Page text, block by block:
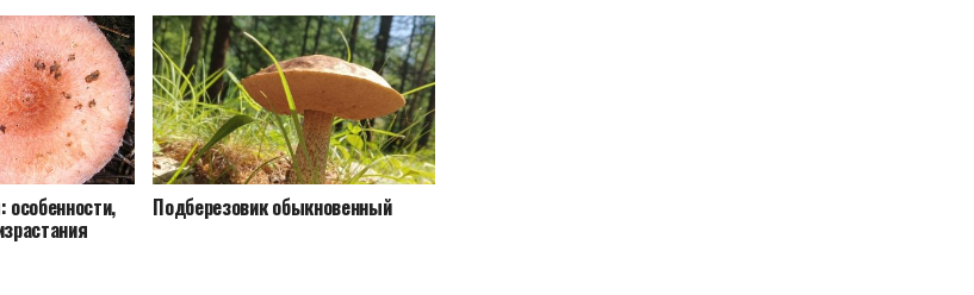
особенности, Подберезовик обыкновенный